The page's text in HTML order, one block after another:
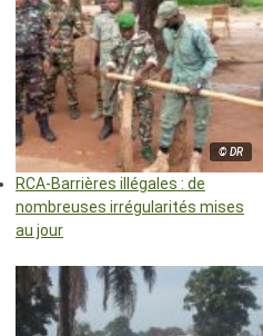
© DR
RCA-Barrières illégales : de
nombreuses irrégularités mises
au jour